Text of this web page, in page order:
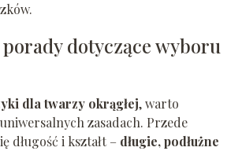
dotyczące wyboru
dla twarzy okrągłej, warto
zasadach. Przede
długość i kształt – długie, podłużne